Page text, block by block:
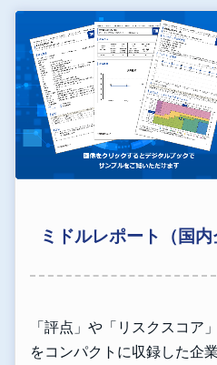
ミドルレポート（国内
「評点」や「リスクスコア
をコンパクトに収録した企